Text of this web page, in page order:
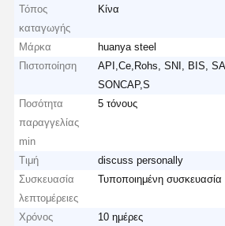
Τόπος
καταγωγής
Κίνα
Μάρκα
huanya steel
Πιστοποίηση
API,Ce,Rohs, SNI, BIS,
SONCAP,S
Ποσότητα
παραγγελίας
min
5 τόνους
Τιμή
discuss personally
Συσκευασία
λεπτομέρειες
Τυποποιημένη
Χρόνος
10 ημέρες